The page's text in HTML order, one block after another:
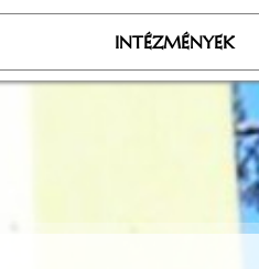
INTÉZMÉNYEK